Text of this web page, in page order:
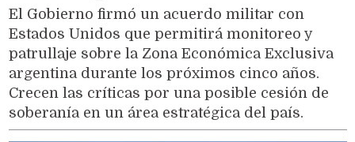
El Gobierno firmó un acuerdo militar con
Estados Unidos que permitirá monitoreo y
patrullaje sobre la Zona Económica Exclusiva
argentina durante los próximos cinco años.
Crecen las críticas por una posible cesión de
soberanía en un área estratégica del país.